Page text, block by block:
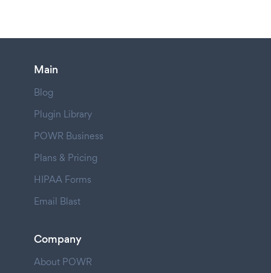
Main
Blog
Plugin Library
POWR Business
Plans & Pricing
HIPAA Forms
Email Blast
Company
About POWR